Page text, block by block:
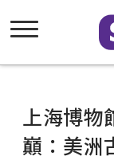
上海博物
巔：美洲